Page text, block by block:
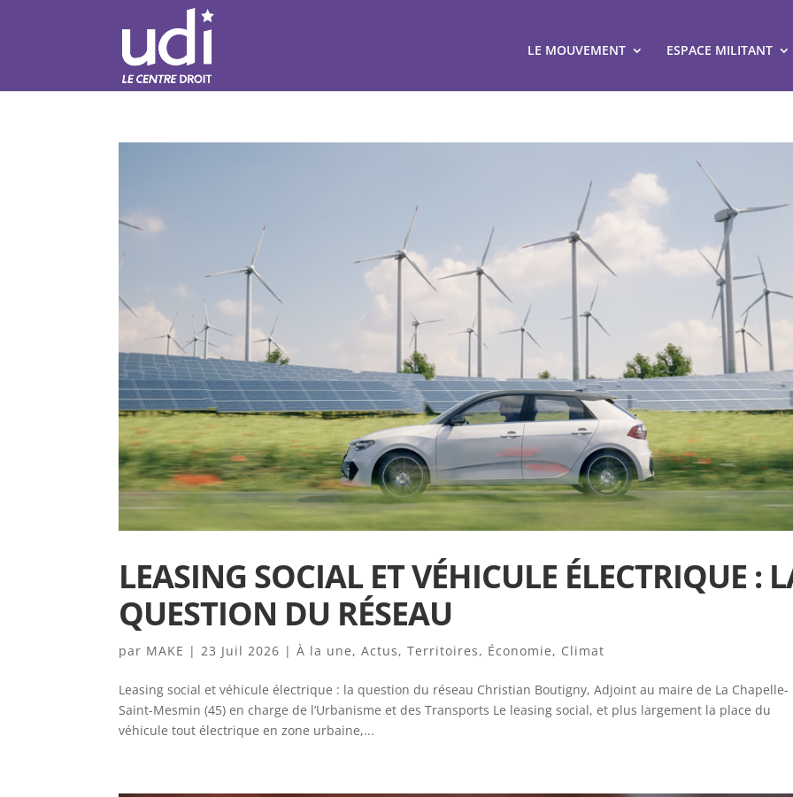
LE MOUVEMENT ESPACE MILITANT
LEASING SOCIAL ET VÉHICULE ÉLECTRIQUE :
QUESTION DU RÉSEAU
par MAKE | 23 Juil 2026 |À la une,Actus,Territoires, Économie, Climat
Leasing social et véhicule électrique : la question du réseau Christian Boutigny, Adjoint au maire de La Chapelle-
Saint-Mesmin (45) en charge de l’Urbanisme et des Transports Le leasing social, et plus largement la place du
véhicule tout électrique en zone urbaine,...